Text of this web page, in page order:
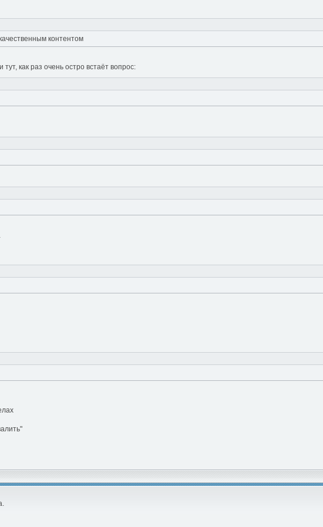
контентом
как раз очень остро встаёт вопрос: